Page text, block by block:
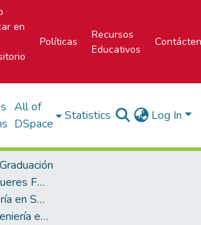
en
Políticas
Recursos
Educativos
All of
DSpace
Statistics Log In
Biblioteca José Figueres Ferrer
Escuela de Ingeniería en Seguridad Laboral e Higiene Ambiental
Bachillerato en Ingeniería en Seguridad Laboral e Higiene Ambiental